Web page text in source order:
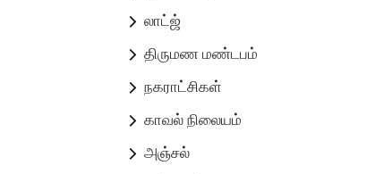
லாட்ஜ்
திருமண மண்டபம்
நகராட்சிகள்
காவல் நிலையம்
அஞ்சல்